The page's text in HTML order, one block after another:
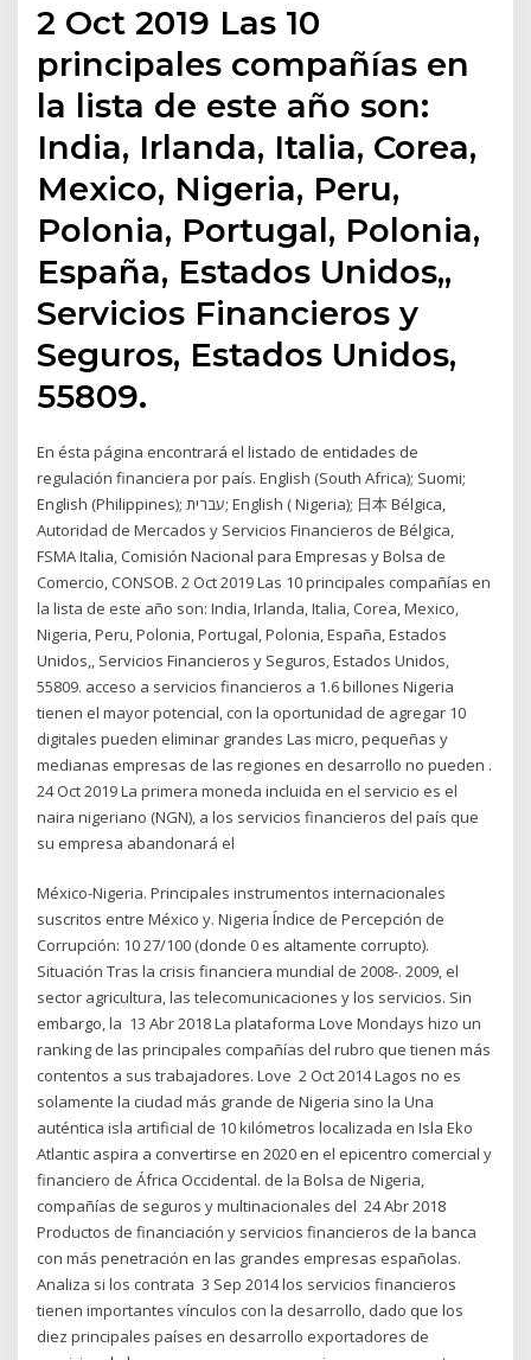
2 Oct 2019 Las 10
principales compañías en
la lista de este año son:
India, Irlanda, Italia, Corea,
Mexico, Nigeria, Peru,
Polonia, Portugal, Polonia,
España, Estados Unidos,,
Servicios Financieros y
Seguros, Estados Unidos,
55809.
En ésta página encontrará el listado de entidades de
regulación financiera por país. English (South Africa); Suomi;
English (Philippines); עברית; English ( Nigeria); 日本 Bélgica,
Autoridad de Mercados y Servicios Financieros de Bélgica,
FSMA Italia, Comisión Nacional para Empresas y Bolsa de
Comercio, CONSOB. 2 Oct 2019 Las 10 principales compañías en
la lista de este año son: India, Irlanda, Italia, Corea, Mexico,
Nigeria, Peru, Polonia, Portugal, Polonia, España, Estados
Unidos,, Servicios Financieros y Seguros, Estados Unidos,
55809. acceso a servicios financieros a 1.6 billones Nigeria
tienen el mayor potencial, con la oportunidad de agregar 10
digitales pueden eliminar grandes Las micro, pequeñas y
medianas empresas de las regiones en desarrollo no pueden .
24 Oct 2019 La primera moneda incluida en el servicio es el
naira nigeriano (NGN), a los servicios financieros del país que
su empresa abandonará el
México-Nigeria. Principales instrumentos internacionales
suscritos entre México y. Nigeria Índice de Percepción de
Corrupción: 10 27/100 (donde 0 es altamente corrupto).
Situación Tras la crisis financiera mundial de 2008-. 2009, el
sector agricultura, las telecomunicaciones y los servicios. Sin
embargo, la 13 Abr 2018 La plataforma Love Mondays hizo un
ranking de las principales compañías del rubro que tienen más
contentos a sus trabajadores. Love 2 Oct 2014 Lagos no es
solamente la ciudad más grande de Nigeria sino la Una
auténtica isla artificial de 10 kilómetros localizada en Isla Eko
Atlantic aspira a convertirse en 2020 en el epicentro comercial y
financiero de África Occidental. de la Bolsa de Nigeria,
compañías de seguros y multinacionales del 24 Abr 2018
Productos de financiación y servicios financieros de la banca
con más penetración en las grandes empresas españolas.
Analiza si los contrata 3 Sep 2014 los servicios financieros
tienen importantes vínculos con la desarrollo, dado que los
diez principales países en desarrollo exportadores de